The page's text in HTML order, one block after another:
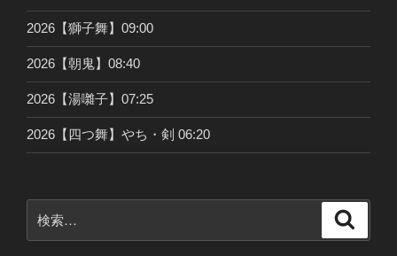
2026【獅子舞】09:00
2026【朝鬼】08:40
2026【湯囃子】07:25
2026【四つ舞】やち・剣 06:20
索: